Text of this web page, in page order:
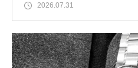
2026.07.31